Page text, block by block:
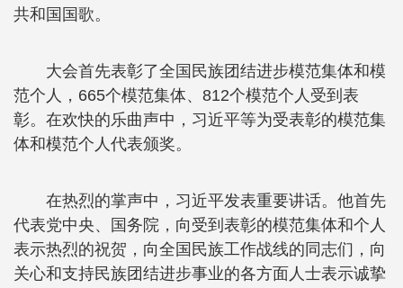
共和国国歌。
大会首先表彰了全国民族团结进步模范集体和模
范个人，665个模范集体、812个模范个人受到表
彰。在欢快的乐曲声中，习近平等为受表彰的模范集
体和模范个人代表颁奖。
在热烈的掌声中，习近平发表重要讲话。他首先
代表党中央、国务院，向受到表彰的模范集体和个人
表示热烈的祝贺，向全国民族工作战线的同志们，向
关心和支持民族团结进步事业的各方面人士表示诚挚